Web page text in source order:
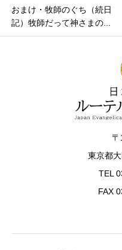
おまけ・牧師のぐち（続日
記）牧師だって神さまの...
東京都
TEL
FAX